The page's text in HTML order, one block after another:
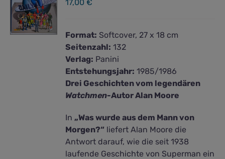
17,00€
Format: Softcover, 27 x 18 cm
Seitenzahl: 132
Verlag: Panini
Entstehungsjahr: 1985/1986
Drei Geschichten vom legendären
Watchmen-Autor Alan Moore
In„Was wurde aus dem Mann von
Morgen?“ liefert Alan Moore die
Antwort darauf, wie die seit 1938
laufende Geschichte von Superman ein